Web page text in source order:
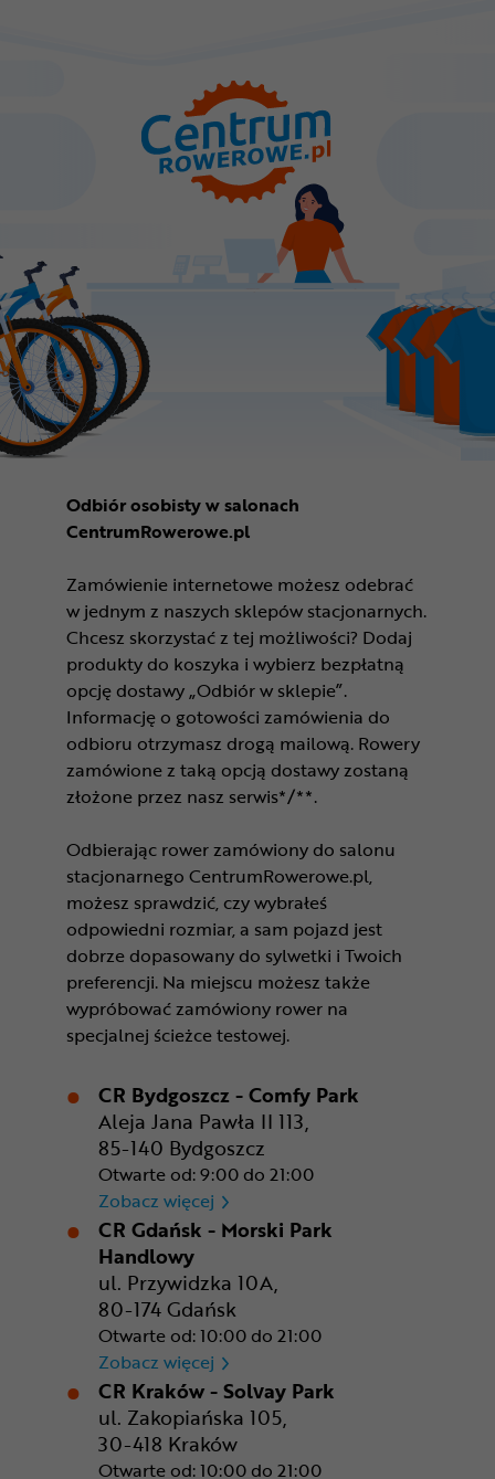
Odbiór osobisty w salonach
CentrumRowerowe.pl
Zamówienie internetowe możesz odebrać
w jednym z naszych sklepów stacjonarnych.
Chcesz skorzystać z tej możliwości? Dodaj
produkty do koszyka i wybierz bezpłatną
opcję dostawy „Odbiór w sklepie”.
Informację o gotowości zamówienia do
odbioru otrzymasz drogą mailową. Rowery
zamówione z taką opcją dostawy zostaną
złożone przez nasz serwis*/**.
Odbierając rower zamówiony do salonu
stacjonarnego CentrumRowerowe.pl,
możesz sprawdzić, czy wybrałeś
odpowiedni rozmiar, a sam pojazd jest
dobrze dopasowany do sylwetki i Twoich
preferencji. Na miejscu możesz także
wypróbować zamówiony rower na
specjalnej ścieżce testowej.
CR Bydgoszcz - Comfy Park
Aleja Jana Pawła II 113,
85-140 Bydgoszcz
Otwarte od: 9:00 do 21:00
Zobacz więcej CR Bydgoszcz - Comfy Park
CR Gdańsk - Morski Park
Handlowy
ul. Przywidzka 10A,
80-174 Gdańsk
Otwarte od: 10:00 do 21:00
Zobacz więcej CR Gdańsk - Morski Park
CR Kraków - Solvay Park
ul. Zakopiańska 105,
30-418 Kraków
Otwarte od: 10:00 do 21:00